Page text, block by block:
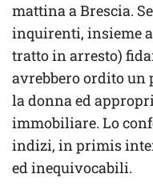
mattina a Brescia.
inquirenti, insieme
tratto in arresto)
avrebbero ordito un
la donna ed
immobiliare. Lo
indizi, in primis
ed inequivocabili.